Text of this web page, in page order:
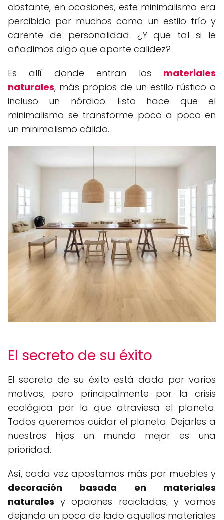
obstante, en ocasiones, este minimalismo era
percibido por muchos como un estilo frío y
carente de personalidad. ¿Y que tal si le
añadimos algo que aporte calidez?
Es allí donde entran los materiales
naturales, más propios de un estilo rústico o
incluso un nórdico. Esto hace que el
minimalismo se transforme poco a poco en
un minimalismo cálido.
El secreto de su éxito
El secreto de su éxito está dado por varios
motivos, pero principalmente por la crisis
ecológica por la que atraviesa el planeta.
Todos queremos cuidar el planeta. Dejarles a
nuestros hijos un mundo mejor es una
prioridad.
Así, cada vez apostamos más por muebles y
decoración basada en materiales
naturales y opciones recicladas, y vamos
dejando un poco de lado aquellos materiales